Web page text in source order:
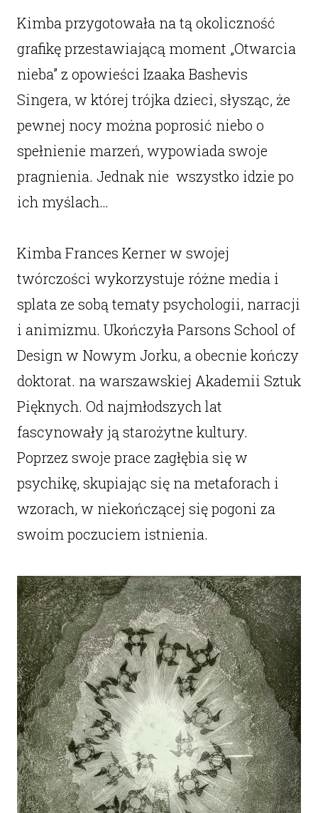
Kimba przygotowała na tą okoliczność
grafikę przestawiającą moment „Otwarcia
nieba” z opowieści Izaaka Bashevis
Singera, w której trójka dzieci, słysząc, że
pewnej nocy można poprosić niebo o
spełnienie marzeń, wypowiada swoje
pragnienia. Jednak nie wszystko idzie po
ich myślach…
Kimba Frances Kerner w swojej
twórczości wykorzystuje różne media i
splata ze sobą tematy psychologii, narracji
i animizmu. Ukończyła Parsons School of
Design w Nowym Jorku, a obecnie kończy
doktorat. na warszawskiej Akademii Sztuk
Pięknych. Od najmłodszych lat
fascynowały ją starożytne kultury.
Poprzez swoje prace zagłębia się w
psychikę, skupiając się na metaforach i
wzorach, w niekończącej się pogoni za
swoim poczuciem istnienia.